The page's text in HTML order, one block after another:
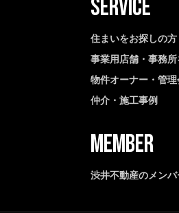
住まいをお探しの方
事業用店舗・事務
物件オーナー・管理
仲介・施工事例
渋井不動産のメンバ